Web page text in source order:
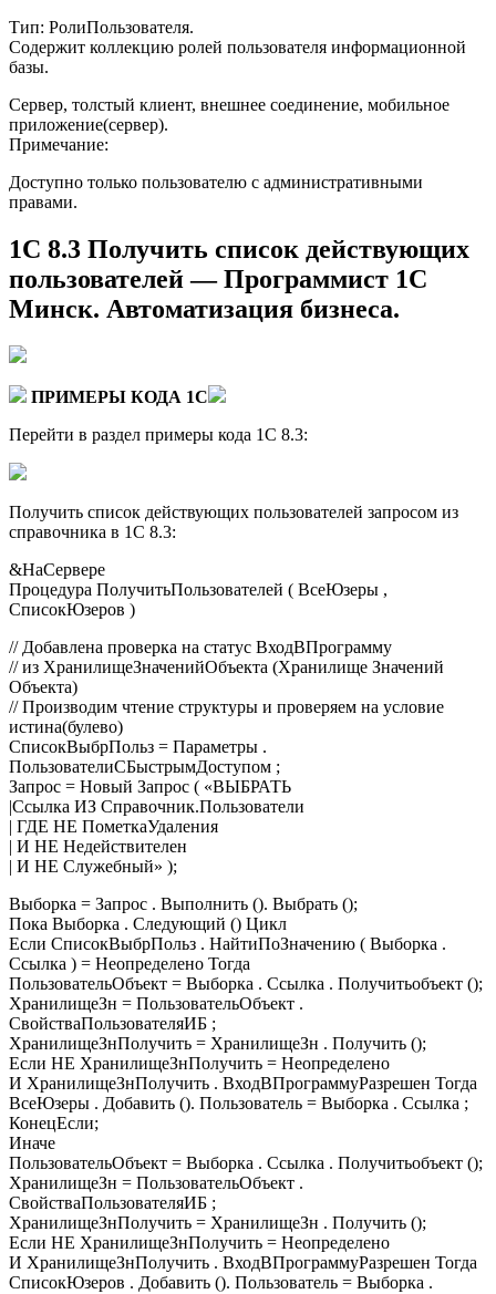
Тип: РолиПользователя.
Содержит коллекцию ролей пользователя информационной
базы.
Сервер, толстый клиент, внешнее соединение, мобильное
приложение(сервер).
Примечание:
Доступно только пользователю с административными
правами.
1С 8.3 Получить список действующих
пользователей — Программист 1С
Минск. Автоматизация бизнеса.
ПРИМЕРЫ КОДА 1С
Перейти в раздел примеры кода 1С 8.3:
Получить список действующих пользователей запросом из
справочника в 1С 8.3:
&НаСервере
Процедура ПолучитьПользователей ( ВсеЮзеры ,
СписокЮзеров )
// Добавлена проверка на статус ВходВПрограмму
// из ХранилищеЗначенийОбъекта (Хранилище Значений
Объекта)
// Производим чтение структуры и проверяем на условие
истина(булево)
СписокВыбрПольз = Параметры .
ПользователиСБыстрымДоступом ;
Запрос = Новый Запрос ( «ВЫБРАТЬ
|Ссылка ИЗ Справочник.Пользователи
| ГДЕ НЕ ПометкаУдаления
| И НЕ Недействителен
| И НЕ Служебный» );
Выборка = Запрос . Выполнить (). Выбрать ();
Пока Выборка . Следующий () Цикл
Если СписокВыбрПольз . НайтиПоЗначению ( Выборка .
Ссылка ) = Неопределено Тогда
ПользовательОбъект = Выборка . Ссылка . Получитьобъект ();
ХранилищеЗн = ПользовательОбъект .
СвойстваПользователяИБ ;
ХранилищеЗнПолучить = ХранилищеЗн . Получить ();
Если НЕ ХранилищеЗнПолучить = Неопределено
И ХранилищеЗнПолучить . ВходВПрограммуРазрешен Тогда
ВсеЮзеры . Добавить (). Пользователь = Выборка . Ссылка ;
КонецЕсли;
Иначе
ПользовательОбъект = Выборка . Ссылка . Получитьобъект ();
ХранилищеЗн = ПользовательОбъект .
СвойстваПользователяИБ ;
ХранилищеЗнПолучить = ХранилищеЗн . Получить ();
Если НЕ ХранилищеЗнПолучить = Неопределено
И ХранилищеЗнПолучить . ВходВПрограммуРазрешен Тогда
СписокЮзеров . Добавить (). Пользователь = Выборка .